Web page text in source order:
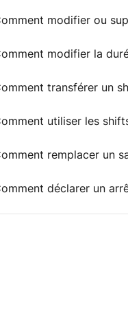
modifier ou
modifier la
transférer un
utiliser les
remplacer un
déclarer un